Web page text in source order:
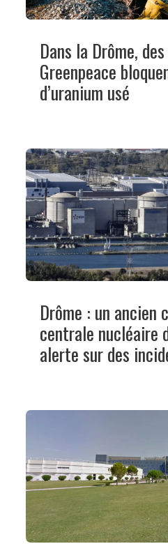
Dans la Drôme,
Greenpeace
d’uranium usé
Drôme : un ancien
centrale nucléaire
alerte sur des